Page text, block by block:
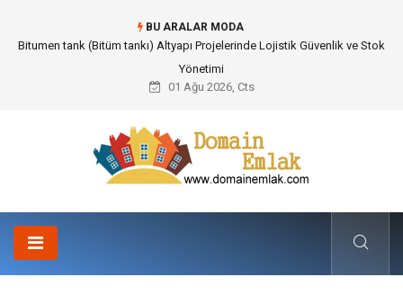
BU ARALAR MODA
Güvenilir Chip Satışı: Kesintisiz Poker Deneyimi İçin Profesyonel Destek
01 Ağu 2026, Cts